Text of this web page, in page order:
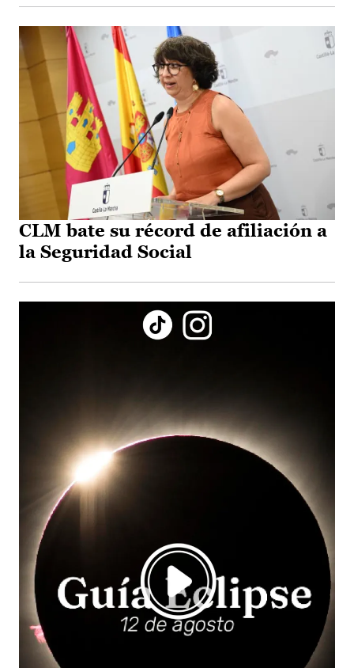
CLM bate su récord de afiliación a
la Seguridad Social